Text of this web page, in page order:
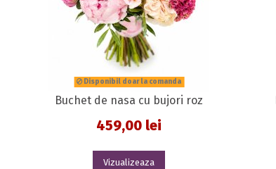
Disponibil doar la comanda
Buchet de nasa cu bujori roz
459,00 lei
Vizualizeaza